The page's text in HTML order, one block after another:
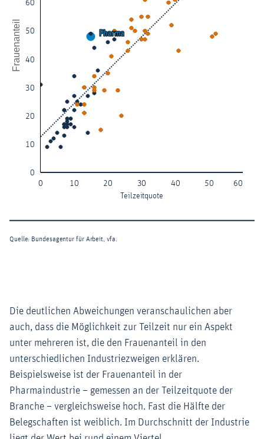
Die deutlichen Abweichungen veranschaulichen aber
auch, dass die Möglichkeit zur Teilzeit nur ein Aspekt
unter mehreren ist, die den Frauenanteil in den
unterschiedlichen Industriezweigen erklären.
Beispielsweise ist der Frauenanteil in der
Pharmaindustrie – gemessen an der Teilzeitquote der
Branche – vergleichsweise hoch. Fast die Hälfte der
Belegschaften ist weiblich. Im Durchschnitt der Industrie